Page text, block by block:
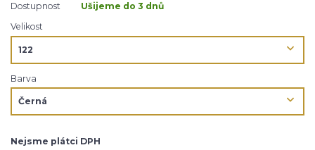
Dostupnost
Ušijeme do 3 dnů
Velikost
Barva
Nejsme plátci DPH